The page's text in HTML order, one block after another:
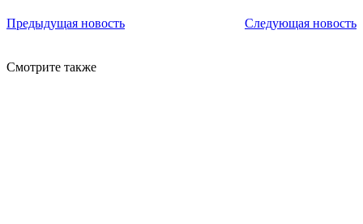
Предыдущая новость Следующая новость
Смотрите также